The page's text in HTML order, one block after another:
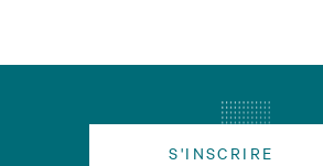
S'INSCRIRE